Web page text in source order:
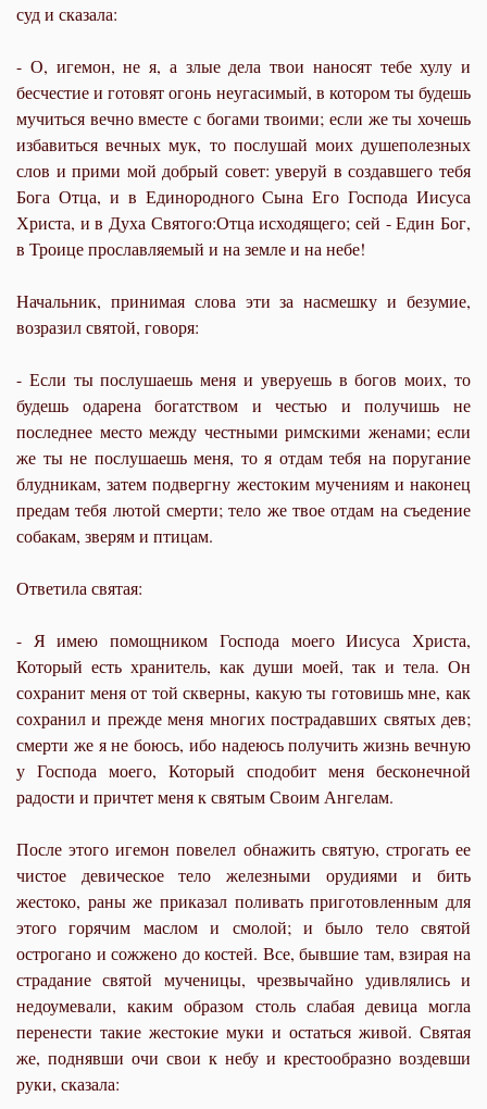
суд и сказала:
- О, игемон, не я, а злые дела твои наносят тебе хулу и
бесчестие и готовят огонь неугасимый, в котором ты будешь
мучиться вечно вместе с богами твоими; если же ты хочешь
избавиться вечных мук, то послушай моих душеполезных
слов и прими мой добрый совет: уверуй в создавшего тебя
Бога Отца, и в Единородного Сына Его Господа Иисуса
Христа, и в Духа Святого:Отца исходящего; сей - Един Бог,
в Троице прославляемый и на земле и на небе!
Начальник, принимая слова эти за насмешку и безумие,
возразил святой, говоря:
- Если ты послушаешь меня и уверуешь в богов моих, то
будешь одарена богатством и честью и получишь не
последнее место между честными римскими женами; если
же ты не послушаешь меня, то я отдам тебя на поругание
блудникам, затем подвергну жестоким мучениям и наконец
предам тебя лютой смерти; тело же твое отдам на съедение
собакам, зверям и птицам.
Ответила святая:
- Я имею помощником Господа моего Иисуса Христа,
Который есть хранитель, как души моей, так и тела. Он
сохранит меня от той скверны, какую ты готовишь мне, как
сохранил и прежде меня многих пострадавших святых дев;
смерти же я не боюсь, ибо надеюсь получить жизнь вечную
у Господа моего, Который сподобит меня бесконечной
радости и причтет меня к святым Своим Ангелам.
После этого игемон повелел обнажить святую, строгать ее
чистое девическое тело железными орудиями и бить
жестоко, раны же приказал поливать приготовленным для
этого горячим маслом и смолой; и было тело святой
острогано и сожжено до костей. Все, бывшие там, взирая на
страдание святой мученицы, чрезвычайно удивлялись и
недоумевали, каким образом столь слабая девица могла
перенести такие жестокие муки и остаться живой. Святая
же, поднявши очи свои к небу и крестообразно воздевши
руки, сказала: